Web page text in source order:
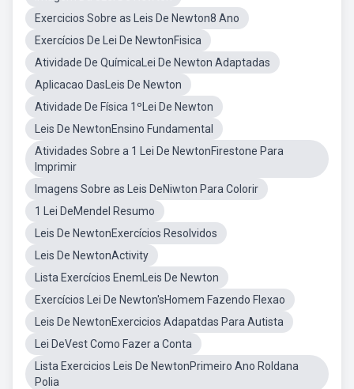
Exercicios Sobre as Leis De Newton8 Ano
Exercícios De Lei De NewtonFisica
Atividade De QuímicaLei De Newton Adaptadas
Aplicacao DasLeis De Newton
Atividade De Física 1ºLei De Newton
Leis De NewtonEnsino Fundamental
Atividades Sobre a 1 Lei De NewtonFirestone Para
Imprimir
Imagens Sobre as Leis DeNiwton Para Colorir
1 Lei DeMendel Resumo
Leis De NewtonExercícios Resolvidos
Leis De NewtonActivity
Lista Exercícios EnemLeis De Newton
Exercícios Lei De Newton'sHomem Fazendo Flexao
Leis De NewtonExercicios Adapatdas Para Autista
Lei DeVest Como Fazer a Conta
Lista Exercicios Leis De NewtonPrimeiro Ano Roldana
Polia